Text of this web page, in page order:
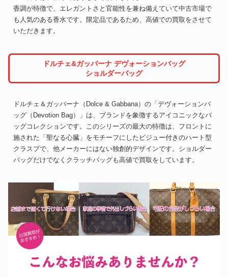
香調が特徴で、エレガントさと官能性を兼ね備えていて中古市場で
も人気のある香水です。限定品であるため、高値での買取をさせて
いただきます。
ドルチェ&ガッバーナ デヴォーションバッグ
ショルダーバッグ
ドルチェ＆ガッバーナ（Dolce & Gabbana）の「デヴォーションバ
ッグ（Devotion Bag）」は、ブランドを象徴するアイコニックなバ
ッグコレクションです。このシリーズの最大の特徴は、フロントに
施された「聖なる心臓」をモチーフにしたビジュー付きのハート型
クラスプで、他メーカーにはない独創的デザインです。ショルダー
バッグだけでなくクラッチバッグも高値で買取をしています。